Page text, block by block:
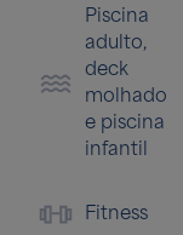
Piscina
adulto,
deck
molhado
e piscina
infantil
Fitness